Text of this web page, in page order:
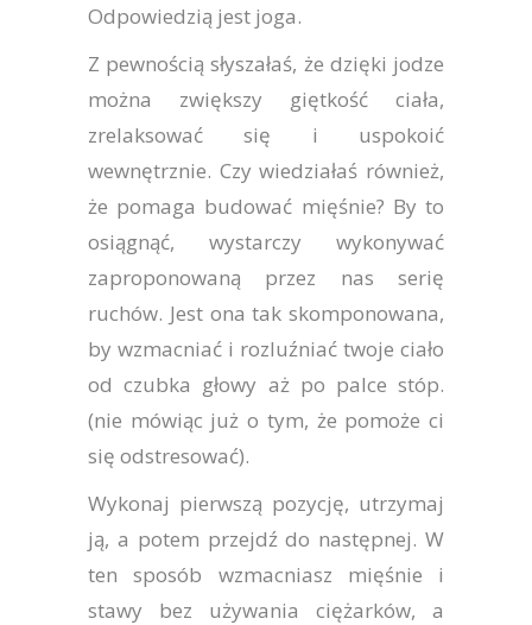
Odpowiedzią jest joga.
Z pewnością słyszałaś, że dzięki jodze
można zwiększy giętkość ciała,
zrelaksować się i uspokoić
wewnętrznie. Czy wiedziałaś również,
że pomaga budować mięśnie? By to
osiągnąć, wystarczy wykonywać
zaproponowaną przez nas serię
ruchów. Jest ona tak skomponowana,
by wzmacniać i rozluźniać twoje ciało
od czubka głowy aż po palce stóp.
(nie mówiąc już o tym, że pomoże ci
się odstresować).
Wykonaj pierwszą pozycję, utrzymaj
ją, a potem przejdź do następnej. W
ten sposób wzmacniasz mięśnie i
stawy bez używania ciężarków, a